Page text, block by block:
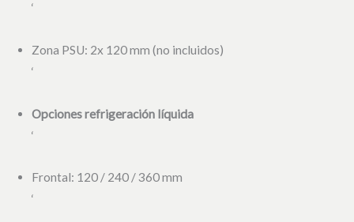
‘
Zona PSU: 2x 120 mm (no incluidos)
‘
Opciones refrigeración líquida
‘
Frontal: 120 / 240 / 360 mm
‘